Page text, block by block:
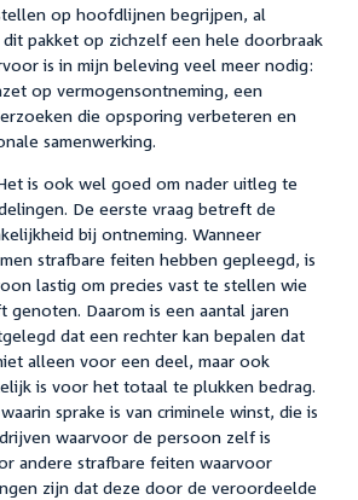
op hoofdlijnen begrijpen, al
pakket op zichzelf een hele doorbraak
is in mijn beleving veel meer nodig:
op vermogensontneming, een
die opsporing verbeteren en
samenwerking.
is ook wel goed om nader uitleg te
De eerste vraag betreft de
bij ontneming. Wanneer
strafbare feiten hebben gepleegd, is
lastig om precies vast te stellen wie
Daarom is een aantal jaren
dat een rechter kan bepalen dat
alleen voor een deel, maar ook
is voor het totaal te plukken bedrag.
sprake is van criminele winst, die is
waarvoor de persoon zelf is
andere strafbare feiten waarvoor
zijn dat deze door de veroordeelde